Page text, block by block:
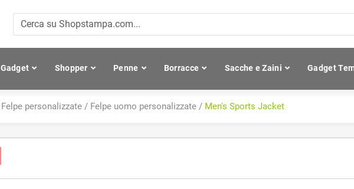
Gadget Shopper Penne Borracce Sacche e Zaini Gadget
Felpe personalizzate / Felpe uomo personalizzate / Men's Sports Jacket